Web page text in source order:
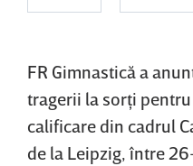
FR Gimnastică a
tragerii la sorţi
calificare din cadrul
de la Leipzig, între